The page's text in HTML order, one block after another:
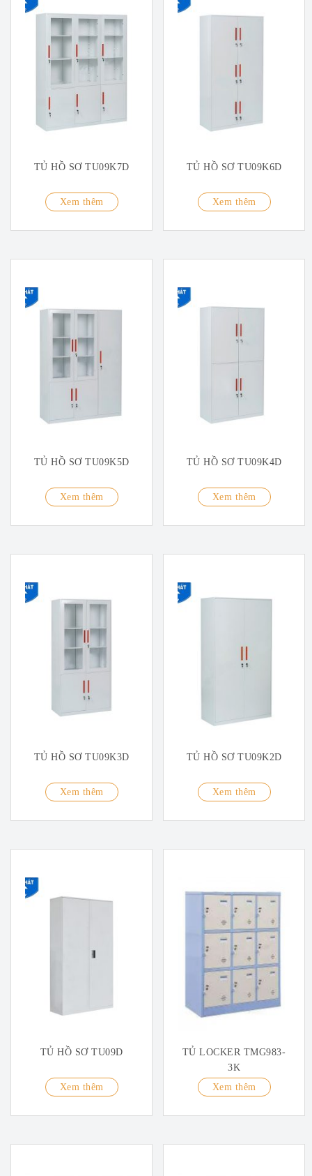
TỦ HỒ SƠ TU09K7D
Xem thêm
TỦ HỒ SƠ TU09K6D
Xem thêm
TỦ HỒ SƠ TU09K5D
Xem thêm
TỦ HỒ SƠ TU09K4D
Xem thêm
TỦ HỒ SƠ TU09K3D
Xem thêm
TỦ HỒ SƠ TU09K2D
Xem thêm
TỦ HỒ SƠ TU09D
Xem thêm
TỦ LOCKER TMG983-
3K
Xem thêm